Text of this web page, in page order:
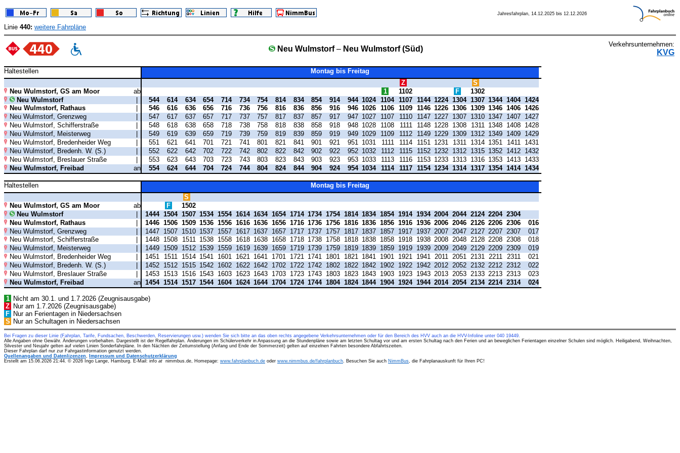
Jahresfahrplan, 14.12.2025 bis 12.12.2026
Linie 440: weitere Fahrpläne
Neu Wulmstorf– Neu Wulmstorf (Süd)
Verkehrsunternehmen:
KVG
Haltestellen
Montag bis Freitag
Z
S
Neu Wulmstorf, GS am Moor
ab 1 1102 F
1302
Neu Wulmstorf
| 544 614 634 654 714 734 754 814 834 854 914 944 1024 1104 1107 1144 1224 1304 1307 1344 1404 1424
Neu Wulmstorf, Rathaus
546 616 636 656 716 736 756 816 836 856 916 946 1026 1106 1109 1146 1226 1306 1309 1346 1406 1426
Neu Wulmstorf, Grenzweg
547 617 637 657 717 737 757 817 837 857 917 947 1027 1107 1110 1147 1227 1307 1310 1347 1407
1427
Neu Wulmstorf, Schifferstraße
548 618 638 658 718 738 758 818 838 858 918 948 1028 1108 1111 1148 1228 1308 1311 1348 1408
1428
Neu Wulmstorf, Meisterweg
549 619 639 659 719 739 759 819 839 859 919 949 1029 1109 1112 1149 1229 1309 1312 1349 1409
1429
Neu Wulmstorf, Bredenheider Weg
551 621 641 701 721 741 801 821 841 901 921 951 1031 1111 1114 1151 1231 1311 1314 1351 1411
1431
Neu Wulmstorf, Bredenh. W. (S.)
552 622 642 702 722 742 802 822 842 902 922 952 1032 1112 1115 1152 1232 1312 1315 1352 1412
1432
Neu Wulmstorf, Breslauer Straße
553 623 643 703 723 743 803 823 843 903 923 953 1033 1113 1116 1153 1233 1313 1316 1353 1413
1433
Neu Wulmstorf, Freibad
an 554 624 644 704 724 744 804 824 844 904 924 954 1034 1114 1117 1154 1234 1314 1317 1354 1414 1434
Haltestellen
Montag bis Freitag
S
Neu Wulmstorf, GS am Moor
ab F
1502
Neu Wulmstorf
1444 1504 1507 1534 1554 1614 1634 1654 1714 1734 1754 1814 1834 1854 1914 1934 2004 2044 2124 2204 2304
Neu Wulmstorf, Rathaus
| 1446 1506 1509 1536 1556 1616 1636 1656 1716 1736 1756 1816 1836 1856 1916 1936 2006 2046 2126 2206 2306
016
Neu Wulmstorf, Grenzweg
| 1447 1507 1510 1537 1557 1617 1637 1657 1717 1737 1757 1817 1837 1857 1917 1937 2007 2047 2127 2207 2307
017
Neu Wulmstorf, Schifferstraße
1448 1508 1511 1538 1558 1618 1638 1658 1718 1738 1758 1818 1838 1858 1918 1938 2008 2048 2128 2208 2308
018
Neu Wulmstorf, Meisterweg
1449 1509 1512 1539 1559 1619 1639 1659 1719 1739 1759 1819 1839 1859 1919 1939 2009 2049 2129 2209 2309
019
Neu Wulmstorf, Bredenheider Weg
1451 1511 1514 1541 1601 1621 1641 1701 1721 1741 1801 1821 1841 1901 1921 1941 2011 2051 2131 2211 2311
021
Neu Wulmstorf, Bredenh. W. (S.)
1452 1512 1515 1542 1602 1622 1642 1702 1722 1742 1802 1822 1842 1902 1922 1942 2012 2052 2132 2212 2312
022
Neu Wulmstorf, Breslauer Straße
1453 1513 1516 1543 1603 1623 1643 1703 1723 1743 1803 1823 1843 1903 1923 1943 2013 2053 2133 2213 2313
023
Neu Wulmstorf, Freibad
an 1454 1514 1517 1544 1604 1624 1644 1704 1724 1744 1804 1824 1844 1904 1924 1944 2014 2054 2134 2214 2314 024
1
Nicht am 30.1. und 1.7.2026 (Zeugnisausgabe)
Z Nur am 1.7.2026 (Zeugnisausgabe)
F Nur an Ferientagen in Niedersachsen
S Nur an Schultagen in Niedersachsen
Bei Fragen zu dieser Linie (Fahrplan, Tarife, Fundsachen, Beschwerden, Reservierungen usw.) wenden Sie sich bitte an das oben rechts angegebene Verkehrsunternehmen oder für den Bereich des HVV auch an die HVV-Infoline unter 040 19449.
Alle Angaben ohne Gewähr. Änderungen vorbehalten. Dargestellt ist der Regelfahrplan. Änderungen im Schülerverkehr in Anpassung an die Stundenpläne sowie am letzten Schultag vor und am ersten Schultag nach den Ferien und an beweglichen Ferientagen einzelner Schulen sind möglich. Heiligabend, Weihnachten,
Silvester und Neujahr gelten auf vielen Linien Sonderfahrpläne. In den Nächten der Zeitumstellung (Anfang und Ende der Sommerzeit) gelten auf einzelnen Fahrten besondere Abfahrtszeiten.
Dieser Fahrplan darf nur zur Fahrgastinformation genutzt werden.
Quellenangaben und Datenlizenzen,
Impressum und Datenschutzerklärung
Erstellt am 15.06.2026 21:44. © 2026 Ingo Lange, Hamburg. E-Mail: info at nimmbus.de, Homepage: www.fahrplanbuch.de oder www.nimmbus.de/fahrplanbuch. Besuchen Sie auch NimmBus, die Fahrplanauskunft für Ihren PC!